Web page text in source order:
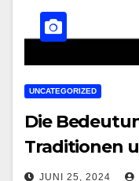
UNCATEGORIZED
Die
Traditionen
JUNI 25, 2024